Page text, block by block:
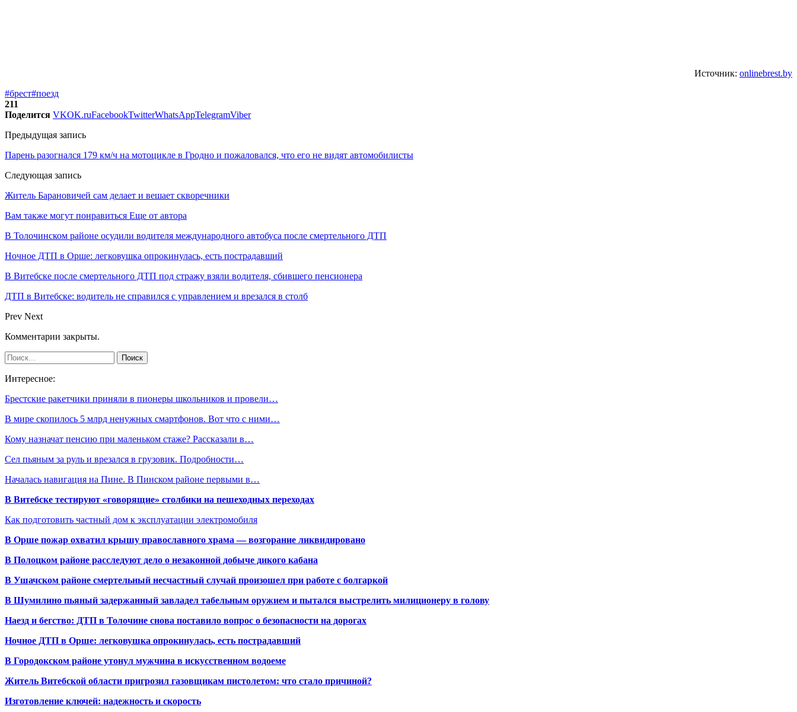
Источник: onlinebrest.by
#брест#поезд
211
Поделится VKOK.ruFacebookTwitterWhatsAppTelegramViber
Предыдущая запись
Парень разогнался 179 км/ч на мотоцикле в Гродно и пожаловался, что его не видят автомобилисты
Следующая запись
Житель Барановичей сам делает и вешает скворечники
Вам также могут понравиться Еще от автора
В Толочинском районе осудили водителя международного автобуса после смертельного ДТП
Ночное ДТП в Орше: легковушка опрокинулась, есть пострадавший
В Витебске после смертельного ДТП под стражу взяли водителя, сбившего пенсионера
ДТП в Витебске: водитель не справился с управлением и врезался в столб
Prev Next
Комментарии закрыты.
Интересное:
Брестские ракетчики приняли в пионеры школьников и провели…
В мире скопилось 5 млрд ненужных смартфонов. Вот что с ними…
Кому назначат пенсию при маленьком стаже? Рассказали в…
Сел пьяным за руль и врезался в грузовик. Подробности…
Началась навигация на Пине. В Пинском районе первыми в…
В Витебске тестируют «говорящие» столбики на пешеходных переходах
Как подготовить частный дом к эксплуатации электромобиля
В Орше пожар охватил крышу православного храма — возгорание ликвидировано
В Полоцком районе расследуют дело о незаконной добыче дикого кабана
В Ушачском районе смертельный несчастный случай произошел при работе с болгаркой
В Шумилино пьяный задержанный завладел табельным оружием и пытался выстрелить милиционеру в голову
Наезд и бегство: ДТП в Толочине снова поставило вопрос о безопасности на дорогах
Ночное ДТП в Орше: легковушка опрокинулась, есть пострадавший
В Городокском районе утонул мужчина в искусственном водоеме
Житель Витебской области пригрозил газовщикам пистолетом: что стало причиной?
Изготовление ключей: надежность и скорость